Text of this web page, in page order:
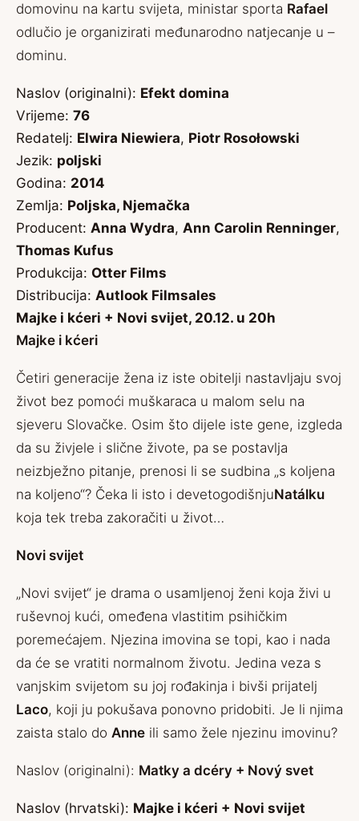
domovinu na kartu svijeta, ministar sporta Rafael
odlučio je organizirati međunarodno natjecanje u –
dominu.
Naslov (originalni): Efekt domina
Vrijeme: 76
Redatelj: Elwira Niewiera, Piotr Rosołowski
Jezik: poljski
Godina: 2014
Zemlja: Poljska, Njemačka
Producent: Anna Wydra, Ann Carolin Renninger,
Thomas Kufus
Produkcija: Otter Films
Distribucija: Autlook Filmsales
Majke i kćeri + Novi svijet, 20.12. u 20h
Majke i kćeri
Četiri generacije žena iz iste obitelji nastavljaju svoj
život bez pomoći muškaraca u malom selu na
sjeveru Slovačke. Osim što dijele iste gene, izgleda
da su živjele i slične živote, pa se postavlja
neizbježno pitanje, prenosi li se sudbina „s koljena
na koljeno“? Čeka li isto i devetogodišnjuNatálku
koja tek treba zakoračiti u život…
Novi svijet
„Novi svijet“ je drama o usamljenoj ženi koja živi u
ruševnoj kući, omeđena vlastitim psihičkim
poremećajem. Njezina imovina se topi, kao i nada
da će se vratiti normalnom životu. Jedina veza s
vanjskim svijetom su joj rođakinja i bivši prijatelj
Laco, koji ju pokušava ponovno pridobiti. Je li njima
zaista stalo do Anne ili samo žele njezinu imovinu?
Naslov (originalni): Matky a dcéry + Nový svet
Naslov (hrvatski): Majke i kćeri + Novi svijet